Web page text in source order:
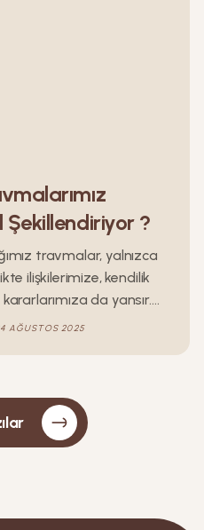
Şekillendiriyor ?
travmalar, yalnızca
ilişkilerimize, kendilik
da yansır.
eleştirilmesi
kucaklayarak iyileşme
anlatıyorum.
AĞUSTOS 2025